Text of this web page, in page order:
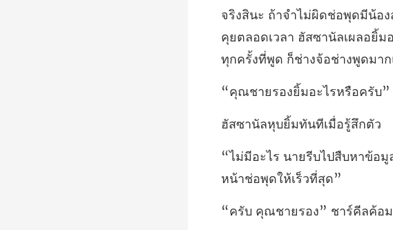
คุยตลอดเวลา ฮัสซานัลเผลอยิ้ม
องยิ้มอะไ
ยิ้มทันทีเมื
ลค้อ